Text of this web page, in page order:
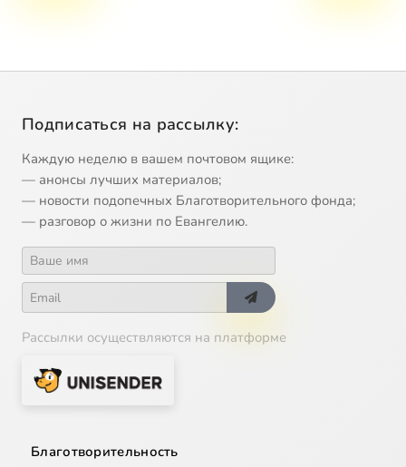
Подписаться на рассылку:
Каждую неделю в вашем почтовом ящике:
— анонсы лучших материалов;
— новости подопечных Благотворительного фонда;
— разговор о жизни по Евангелию.
Рассылки осуществляются на платформе
Благотворительность